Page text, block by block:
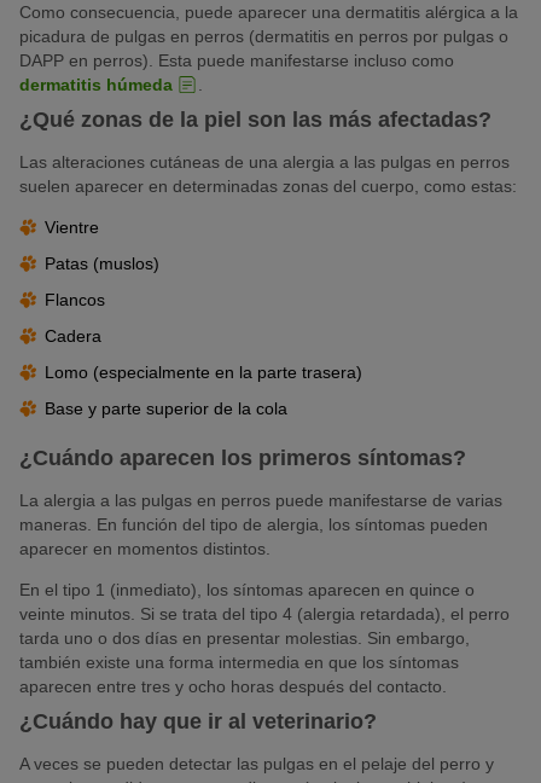
Como consecuencia, puede aparecer una dermatitis alérgica a la
picadura de pulgas en perros (dermatitis en perros por pulgas o
DAPP en perros). Esta puede manifestarse incluso como
dermatitis húmeda
¿Qué zonas de la piel son las más afectadas?
Las alteraciones cutáneas de una alergia a las pulgas en perros
suelen aparecer en determinadas zonas del cuerpo, como estas:
Vientre
Patas (muslos)
Flancos
Cadera
Lomo (especialmente en la parte trasera)
Base y parte superior de la cola
¿Cuándo aparecen los primeros síntomas?
La alergia a las pulgas en perros puede manifestarse de varias
maneras. En función del tipo de alergia, los síntomas pueden
aparecer en momentos distintos.
En el tipo 1 (inmediato), los síntomas aparecen en quince o
veinte minutos. Si se trata del tipo 4 (alergia retardada), el perro
tarda uno o dos días en presentar molestias. Sin embargo,
también existe una forma intermedia en que los síntomas
aparecen entre tres y ocho horas después del contacto.
¿Cuándo hay que ir al veterinario?
A veces se pueden detectar las pulgas en el pelaje del perro y